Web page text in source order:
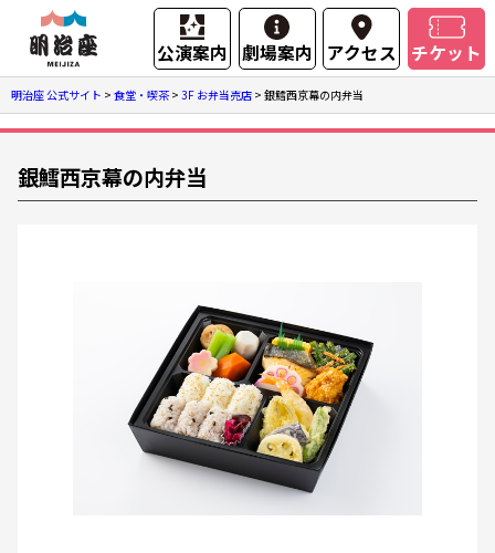
公演案内 劇場案内 アクセス チケット
明治座 公式サイト > 食堂・喫茶> 3F お弁当売店 > 銀鱈西京幕の内弁当
銀鱈西京幕の内弁当